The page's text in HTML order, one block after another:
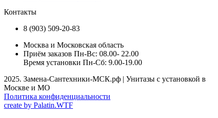
Контакты
8 (903) 509-20-83
Москва и Московская область
Приём заказов Пн-Вс: 08.00- 22.00
Время установки Пн-Сб: 9.00-19.00
2025. Замена-Сантехники-МСК.рф | Унитазы с установкой в
Москве и МО
Политика конфиденциальности
create by Palatin.WTF